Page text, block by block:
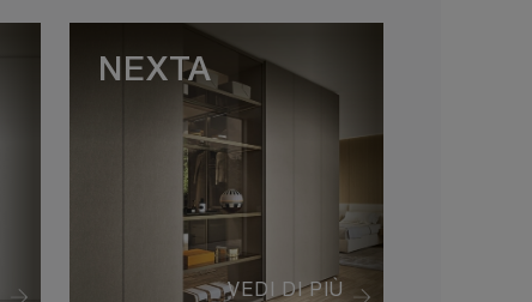
VEDI DI PIÙ
NEXTA